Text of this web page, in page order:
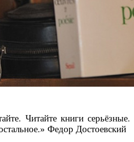
Читайте книги серьёзные.
Федор Достоевский